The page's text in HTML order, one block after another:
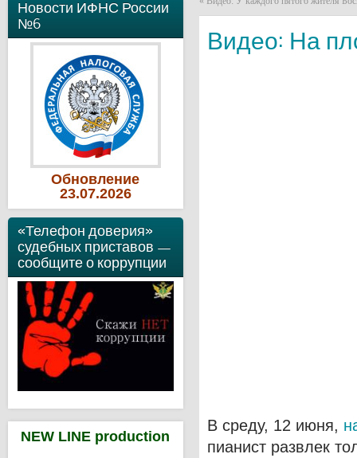
Новости ИФНС России
№6
Обновление
23.07.2026
«Телефон доверия»
судебных приставов —
сообщите о коррупции
NEW LINE production
Видео: На
В среду, 12 июня,
пианист развлек